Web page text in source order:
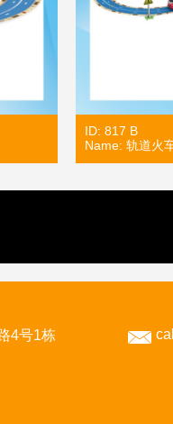
ID: 817 B
Name: 轨道火
4号1栋